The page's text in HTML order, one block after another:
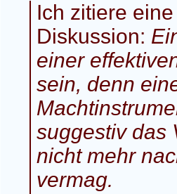
Ich zitiere
Diskussion:
einer
sein, denn
suggestiv das
nicht mehr
vermag.